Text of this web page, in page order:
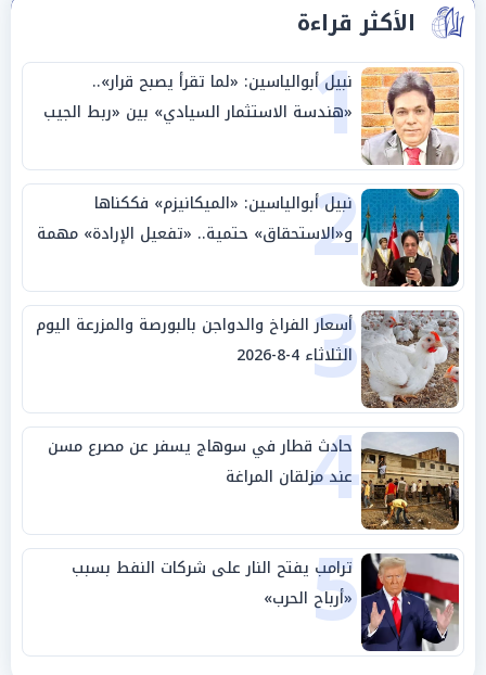
الأكثر قراءة
1
نبيل أبوالياسين: «لما تقرأ يصبح قرار»..
«هندسة الاستثمار السيادي» بين «ربط الجيب
بالوطن» و«سيادة الكلمة»
2
نبيل أبوالياسين: «الميكانيزم» فككناها
و«الاستحقاق» حتمية.. «تفعيل الإرادة» مهمة
الجامعة العربية
3
أسعار الفراخ والدواجن بالبورصة والمزرعة اليوم
الثلاثاء 4-8-2026
4
حادث قطار في سوهاج يسفر عن مصرع مسن
عند مزلقان المراغة
5
ترامب يفتح النار على شركات النفط بسبب
«أرباح الحرب»